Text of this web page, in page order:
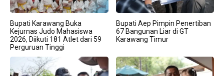
Bupati Karawang Buka
Kejurnas Judo Mahasiswa
2026, Diikuti 181 Atlet dari 59
Perguruan Tinggi
Bupati Aep Pimpin Penertiban
67 Bangunan Liar di GT
Karawang Timur